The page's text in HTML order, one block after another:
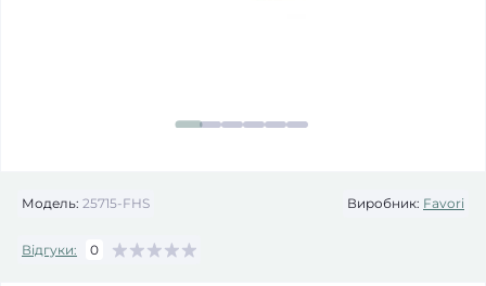
Модель: 25715-FHS Виробник: Favori
Відгуки: 0